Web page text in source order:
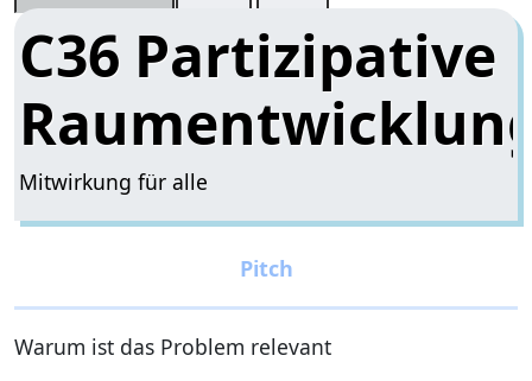
C36 Partizipative
Mitwirkung für alle
Warum ist das Problem relevant